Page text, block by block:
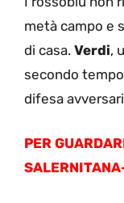
metà campo e
di casa. Verdi,
secondo
difesa
PER